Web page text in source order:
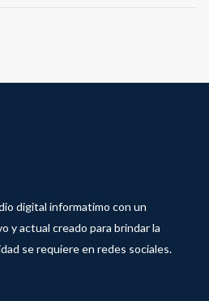
digital informatimo con un
y actual creado para brindar la
se requiere en redes sociales.